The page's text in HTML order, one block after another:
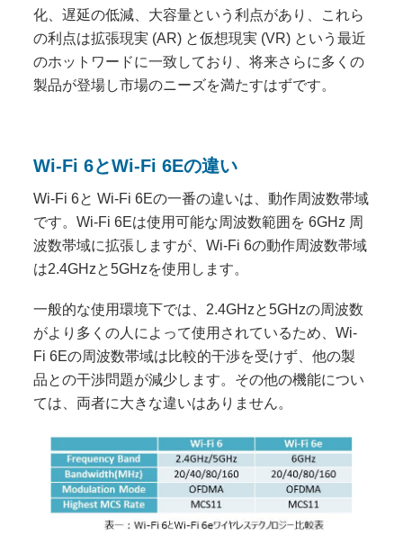
化、遅延の低減、大容量という利点があり、これら
の利点は拡張現実 (AR) と仮想現実 (VR) という最近
のホットワードに一致しており、将来さらに多くの
製品が登場し市場のニーズを満たすはずです。
Wi-Fi 6とWi-Fi 6Eの違い
Wi-Fi 6と Wi-Fi 6Eの一番の違いは、動作周波数帯域
です。Wi-Fi 6Eは使用可能な周波数範囲を 6GHz 周
波数帯域に拡張しますが、Wi-Fi 6の動作周波数帯域
は2.4GHzと5GHzを使用します。
一般的な使用環境下では、2.4GHzと5GHzの周波数
がより多くの人によって使用されているため、Wi-
Fi 6Eの周波数帯域は比較的干渉を受けず、他の製
品との干渉問題が減少します。その他の機能につい
ては、両者に大きな違いはありません。